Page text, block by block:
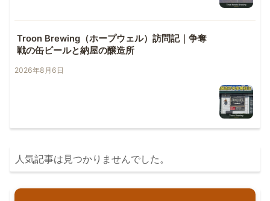
Troon Brewing（ホープウェル）訪問記｜争奪
戦の缶ビールと納屋の醸造所
2026年8月6日
人気記事は見つかりませんでした。